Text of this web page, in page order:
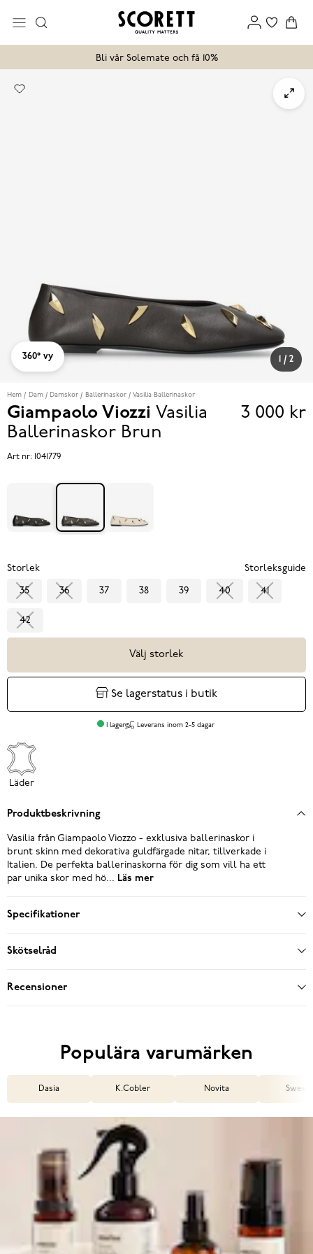
Bli vår Solemate och få 10%
/ 2
360° vy
Hem Dam Damskor Ballerinaskor Vasilia Ballerinaskor
Giampaolo Viozzi Vasilia
Ballerinaskor Brun
Pris
3 000 kr
Art nr: 1041779
Storlek Storleksguide
35 36 37 38 39 40 41
42
Välj storlek
Se lagerstatus i butik
I lager Leverans inom 2-5 dagar
Läder
Produktbeskrivning
Vasilia från Giampaolo Viozzo - exklusiva ballerinaskor i
brunt skinn med dekorativa guldfärgade nitar, tillverkade i
Italien. De perfekta ballerinaskorna för dig som vill ha ett
par unika skor med hö... Läs mer
Specifikationer
Skötselråd
Recensioner
Populära varumärken
Dasia K.Cobler Novita